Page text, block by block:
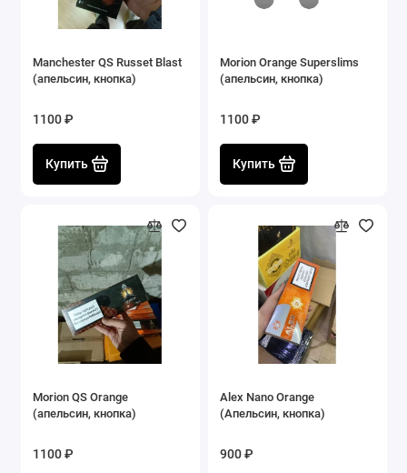
Manchester QS Russet Blast
(апельсин, кнопка)
1100 ₽
Купить
Morion Orange Superslims
(апельсин, кнопка)
1100 ₽
Купить
Morion QS Orange
(апельсин, кнопка)
1100 ₽
Alex Nano Orange
(Апельсин, кнопка)
900 ₽